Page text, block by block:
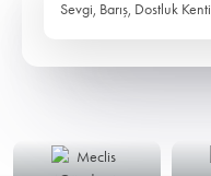
Sevgi, Barış, Dostluk Kenti